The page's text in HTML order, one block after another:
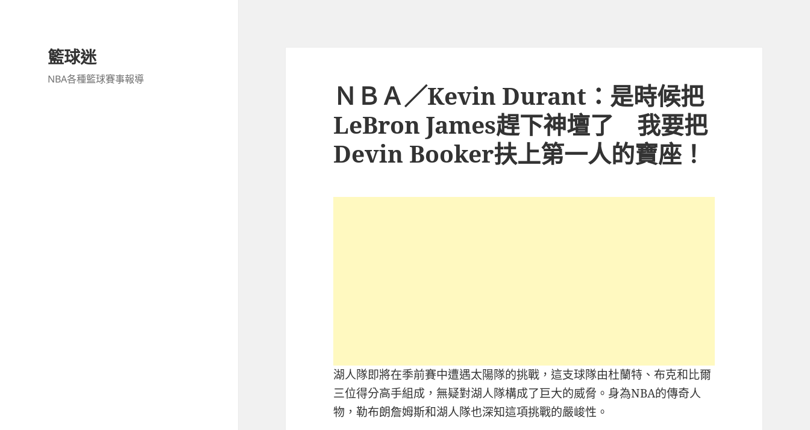
籃球迷
NBA各種籃球賽事報導
ＮＢＡ／Kevin Durant：是時候把
LeBron James趕下神壇了 我要把
Devin Booker扶上第一人的寶座！
湖人隊即將在季前賽中遭遇太陽隊的挑戰，這支球隊由杜蘭特、布克和比爾
三位得分高手組成，無疑對湖人隊構成了巨大的威脅。身為NBA的傳奇人
物，勒布朗詹姆斯和湖人隊也深知這項挑戰的嚴峻性。